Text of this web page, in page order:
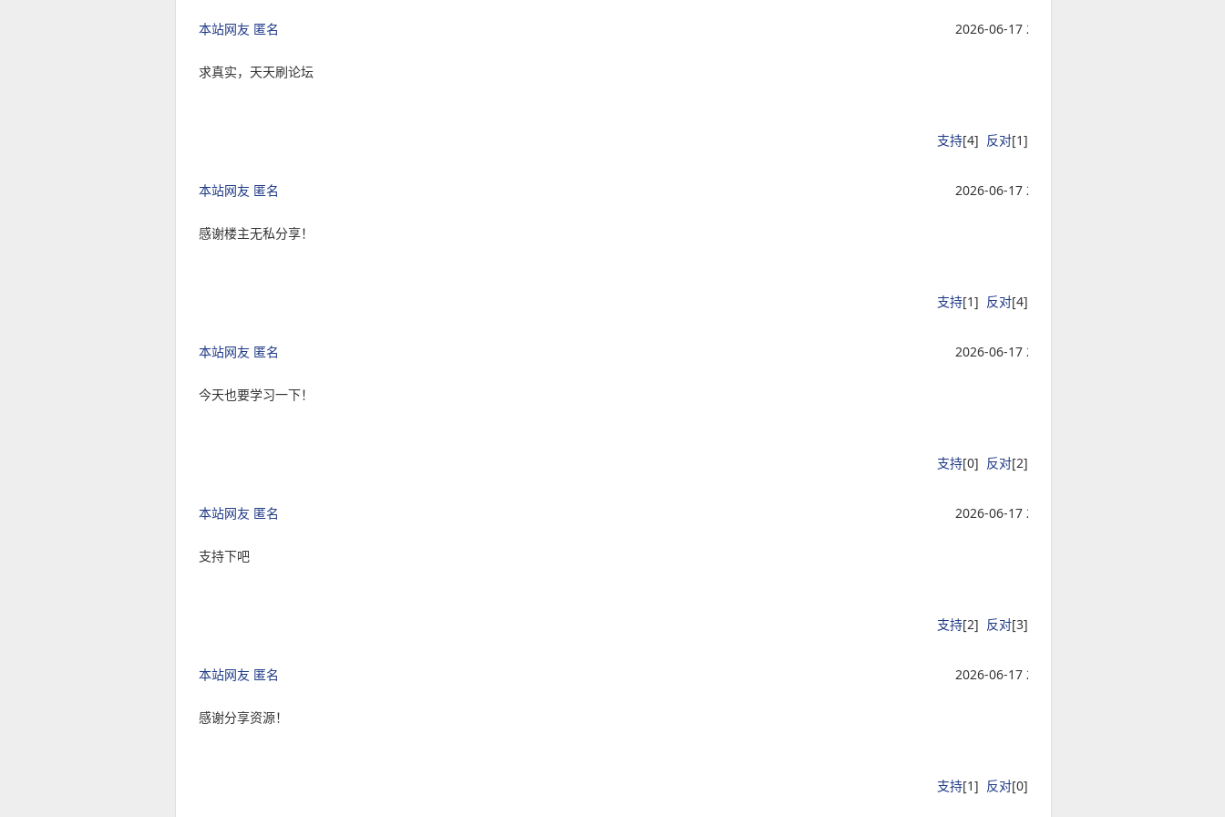
本站网友 匿名 2026-06-17 21:04:12
求真实，天天刷论坛
支持[4] 反对[1]
本站网友 匿名 2026-06-17 21:04:12
感谢楼主无私分享！
支持[1] 反对[4]
本站网友 匿名 2026-06-17 21:04:12
今天也要学习一下！
支持[0] 反对[2]
本站网友 匿名 2026-06-17 21:04:12
支持下吧
支持[2] 反对[3]
本站网友 匿名 2026-06-17 21:04:12
感谢分享资源！
支持[1] 反对[0]